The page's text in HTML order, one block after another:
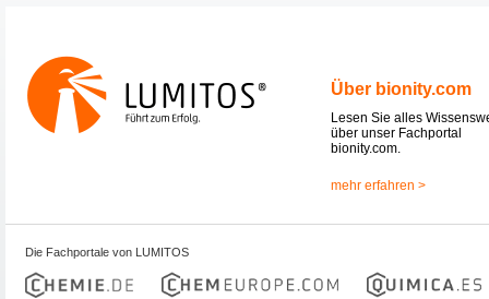
Über bionity.com
Lesen Sie alles
über unser Fachportal
bionity.com.
mehr erfahren >
Die Fachportale von LUMITOS